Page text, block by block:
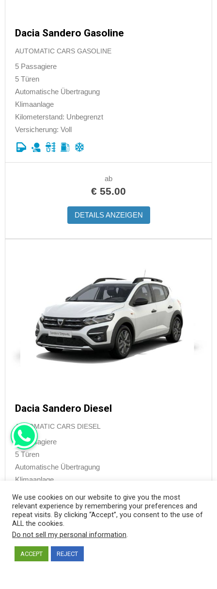
Dacia Sandero Gasoline
AUTOMATIC CARS GASOLINE
5 Passagiere
5 Türen
Automatische Übertragung
Klimaanlage
Kilometerstand: Unbegrenzt
Versicherung: Voll
ab
€ 55.00
DETAILS ANZEIGEN
Dacia Sandero Diesel
AUTOMATIC CARS DIESEL
5 Passagiere
5 Türen
Automatische Übertragung
Klimaanlage
Versicherung: Voll
We use cookies on our website to give you the most
relevant experience by remembering your preferences and
repeat visits. By clicking “Accept”, you consent to the use of
ALL the cookies.
Do not sell my personal information.
ACCEPT REJECT